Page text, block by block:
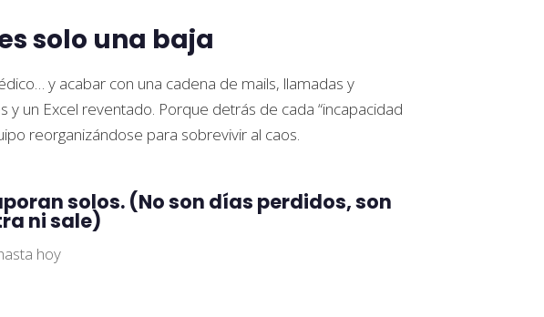
solo una baja
y acabar con una cadena de mails, llamadas y
un Excel reventado. Porque detrás de cada “incapacidad
reorganizándose para sobrevivir al caos.
solos. (No son días perdidos, son
ni sale)
hoy